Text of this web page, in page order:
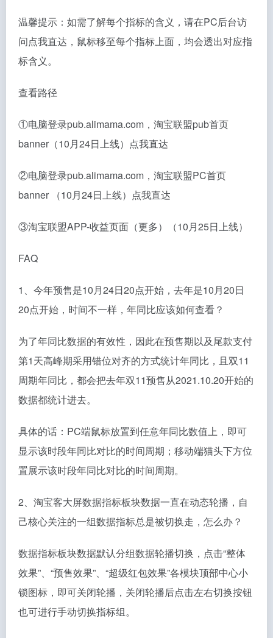
温馨提示：如需了解每个指标的含义，请在PC后台访
问点我直达，鼠标移至每个指标上面，均会透出对应指
标含义。
查看路径
①电脑登录pub.alimama.com，淘宝联盟pub首页
banner（10月24日上线）点我直达
②电脑登录pub.alimama.com，淘宝联盟PC首页
banner （10月24日上线）点我直达
③淘宝联盟APP-收益页面（更多）（10月25日上线）
FAQ
1、今年预售是10月24日20点开始，去年是10月20日
20点开始，时间不一样，年同比应该如何查看？
为了年同比数据的有效性，因此在预售期以及尾款支付
第1天高峰期采用错位对齐的方式统计年同比，且双11
周期年同比，都会把去年双11预售从2021.10.20开始的
数据都统计进去。
具体的话：PC端鼠标放置到任意年同比数值上，即可
显示该时段年同比对比的时间周期；移动端猫头下方位
置展示该时段年同比对比的时间周期。
2、淘宝客大屏数据指标板块数据一直在动态轮播，自
己核心关注的一组数据指标总是被切换走，怎么办？
数据指标板块数据默认分组数据轮播切换，点击“整体
效果”、“预售效果”、“超级红包效果”各模块顶部中心小
锁图标，即可关闭轮播，关闭轮播后点击左右切换按钮
也可进行手动切换指标组。